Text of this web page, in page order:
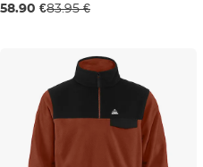
Výpredaj -30 %
58.90 €83.95 €